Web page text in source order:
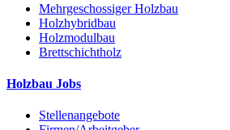
Mehrgeschossiger Holzbau
Holzhybridbau
Holzmodulbau
Brettschichtholz
Holzbau Jobs
Stellenangebote